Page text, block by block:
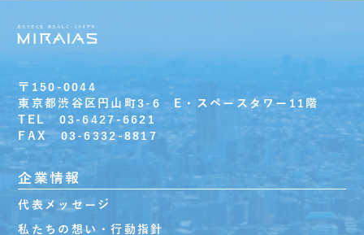
〒150-0044
東京都渋谷区円山町3-6 E・スペースタワー11階
TEL 03-6427-6621
FAX 03-6332-8817
企業情報
代表メッセージ
私たちの想い・行動指針